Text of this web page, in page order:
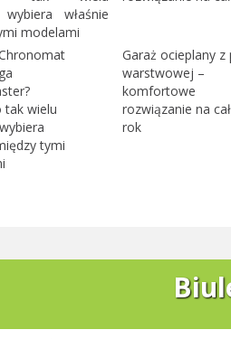
tak wielu
tymi
Garaż ocieplany z
warstwowej –
komfortowe
rozwiązanie na
rok